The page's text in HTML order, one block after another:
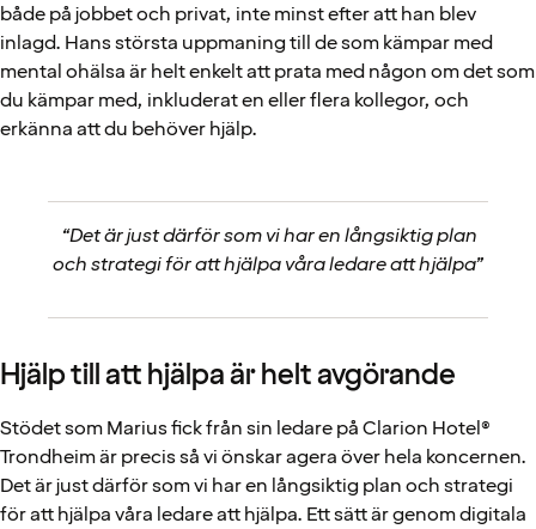
både på jobbet och privat, inte minst efter att han blev
inlagd. Hans största uppmaning till de som kämpar med
mental ohälsa är helt enkelt att prata med någon om det som
du kämpar med, inkluderat en eller flera kollegor, och
erkänna att du behöver hjälp.
“Det är just därför som vi har en långsiktig plan
och strategi för att hjälpa våra ledare att hjälpa”
Hjälp till att hjälpa är helt avgörande
Stödet som Marius fick från sin ledare på Clarion Hotel®
Trondheim är precis så vi önskar agera över hela koncernen.
Det är just därför som vi har en långsiktig plan och strategi
för att hjälpa våra ledare att hjälpa. Ett sätt är genom digitala